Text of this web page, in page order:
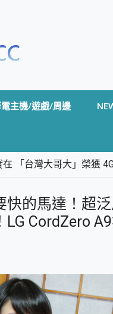
主機/遊戲/周邊
「台灣大哥大」榮獲
機設計的 FireCuda
全無線設計
星 Prestige 14 AI+
~ realme 16 Pro 開箱評
Xiaomi Watch 5 開箱 評測
LENOVO 聯想 Yoga
pad 60 系列 與 Moto |
快的馬達！超
CordZero